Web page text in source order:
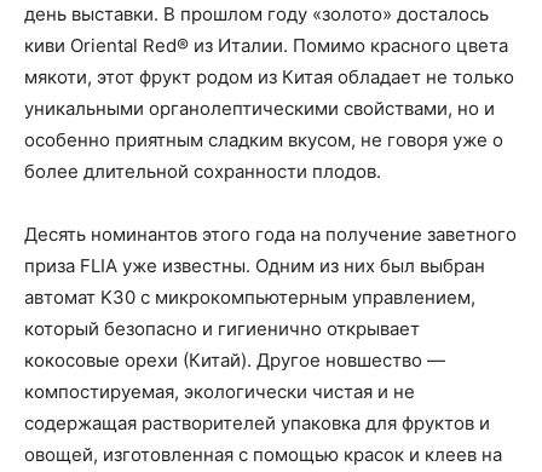
день выставки. В прошлом году «золото» досталось
киви Oriental Red® из Италии. Помимо красного цвета
мякоти, этот фрукт родом из Китая обладает не только
уникальными органолептическими свойствами, но и
особенно приятным сладким вкусом, не говоря уже о
более длительной сохранности плодов.
Десять номинантов этого года на получение заветного
приза FLIA уже известны. Одним из них был выбран
автомат K30 с микрокомпьютерным управлением,
который безопасно и гигиенично открывает
кокосовые орехи (Китай). Другое новшество —
компостируемая, экологически чистая и не
содержащая растворителей упаковка для фруктов и
овощей, изготовленная с помощью красок и клеев на